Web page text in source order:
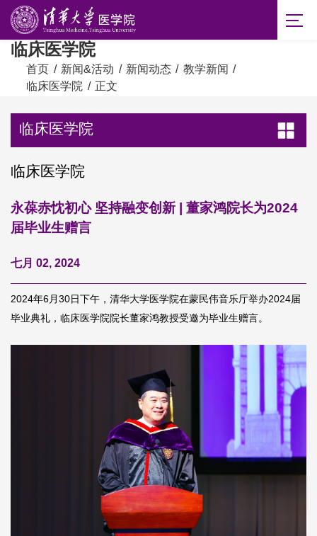
临床医学院
首页 / 新闻&活动 / 新闻动态 / 教学新闻 /
临床医学院 / 正文
临床医学院
临床医学院
永葆赤忱初心 坚持融变创新 | 董家鸿院长为2024
届毕业生赠言
七月 02, 2024
2024年6月30日下午，清华大学医学院在蒙民伟音乐厅举办2024届
毕业典礼，临床医学院院长董家鸿教授受邀为毕业生赠言。